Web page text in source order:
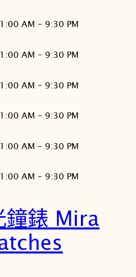
AM – 9:30 PM
AM – 9:30 PM
AM – 9:30 PM
AM – 9:30 PM
AM – 9:30 PM
AM – 9:30 PM
鐘錶 Mira